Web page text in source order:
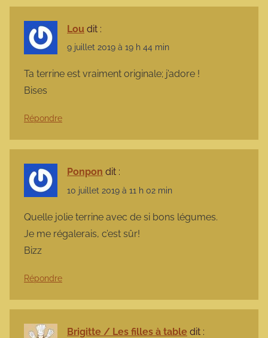
Lou dit :
9 juillet 2019 à 19 h 44 min
Ta terrine est vraiment originale; j’adore !
Bises
Répondre
Ponpon dit :
10 juillet 2019 à 11 h 02 min
Quelle jolie terrine avec de si bons légumes.
Je me régalerais, c’est sûr!
Bizz
Répondre
Brigitte / Les filles à table dit :